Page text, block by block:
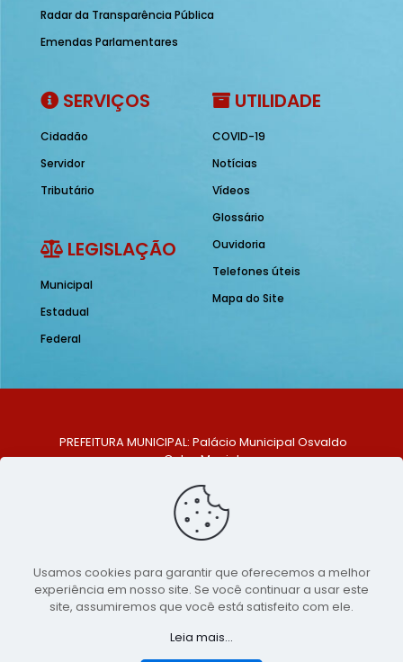
Radar da Transparência Pública
Emendas Parlamentares
SERVIÇOS
Cidadão
Servidor
Tributário
LEGISLAÇÃO
Municipal
Estadual
Federal
UTILIDADE
COVID-19
Notícias
Vídeos
Glossário
Ouvidoria
Telefones úteis
Mapa do Site
PREFEITURA MUNICIPAL: Palácio Municipal Osvaldo
Celso Maciel
Centro, São Bento do Una - PE. CEP: 553370-128
TELEFONE: (81) 99548-1569
E-MAIL: ouvidoria@saobentodouna.pe.gov.br
Copyright 2021-2026 - Assessoria de Comunicação da
Prefeitura de São Bento do Una - PE
Usamos cookies para garantir que oferecemos a melhor
experiência em nosso site. Se você continuar a usar este
site, assumiremos que você está satisfeito com ele.
Leia mais...